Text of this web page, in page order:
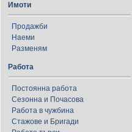
Имоти
Продажби
Наеми
Разменям
Работа
Постоянна работа
Сезонна и Почасова
Работа в чужбина
Стажове и Бригади